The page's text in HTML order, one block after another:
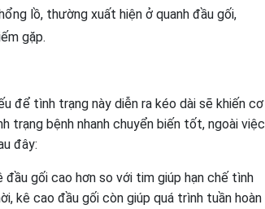
lồ, thường xuất hiện ở quanh đầu gối,
gặp.
để tình trạng này diễn ra kéo dài sẽ khiến cơ
trạng bệnh nhanh chuyển biến tốt, ngoài việc
đây:
gối cao hơn so với tim giúp hạn chế tình
kê cao đầu gối còn giúp quá trình tuần hoàn